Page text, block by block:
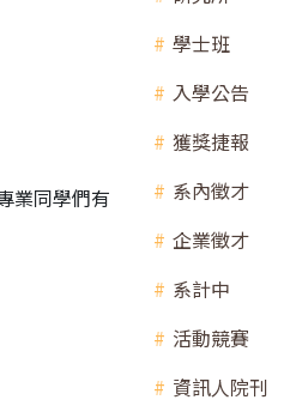
業同學們有
學士班
入學公告
獲獎捷報
系內徵才
企業徵才
系計中
活動競賽
資訊人院刊